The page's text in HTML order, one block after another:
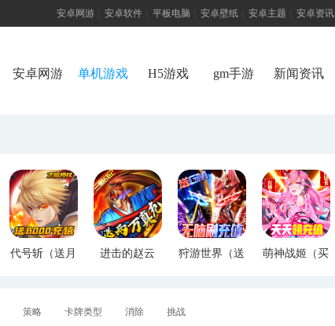
安卓网游 安卓软件 平板电脑 安卓壁纸 安卓主题 安卓资讯
安卓网游 单机游戏 H5游戏 gm手游 新闻资讯
代号斩（送月
进击的赵云
狩游世界（送
萌神战姬（买
策略 卡牌类型 消除 挑战